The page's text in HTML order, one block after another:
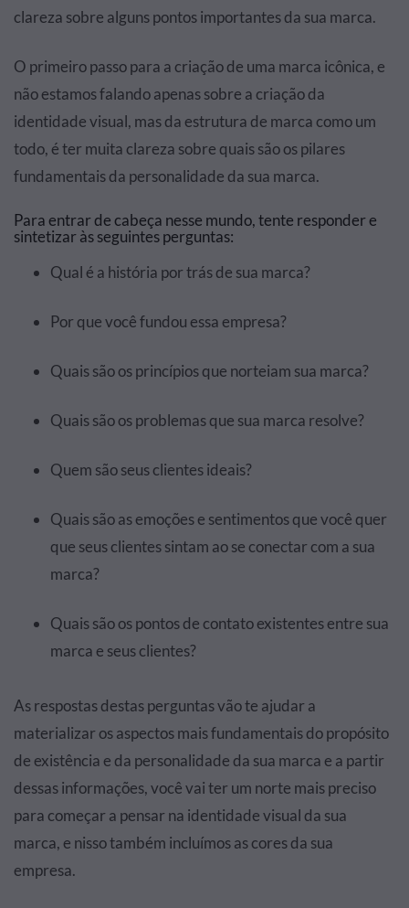
clareza sobre alguns pontos importantes da sua marca.
O primeiro passo para a criação de uma marca icônica, e
não estamos falando apenas sobre a criação da
identidade visual, mas da estrutura de marca como um
todo, é ter muita clareza sobre quais são os pilares
fundamentais da personalidade da sua marca.
Para entrar de cabeça nesse mundo, tente responder e
sintetizar às seguintes perguntas:
Qual é a história por trás de sua marca?
Por que você fundou essa empresa?
Quais são os princípios que norteiam sua marca?
Quais são os problemas que sua marca resolve?
Quem são seus clientes ideais?
Quais são as emoções e sentimentos que você quer
que seus clientes sintam ao se conectar com a sua
marca?
Quais são os pontos de contato existentes entre sua
marca e seus clientes?
As respostas destas perguntas vão te ajudar a
materializar os aspectos mais fundamentais do propósito
de existência e da personalidade da sua marca e a partir
dessas informações, você vai ter um norte mais preciso
para começar a pensar na identidade visual da sua
marca, e nisso também incluímos as cores da sua
empresa.